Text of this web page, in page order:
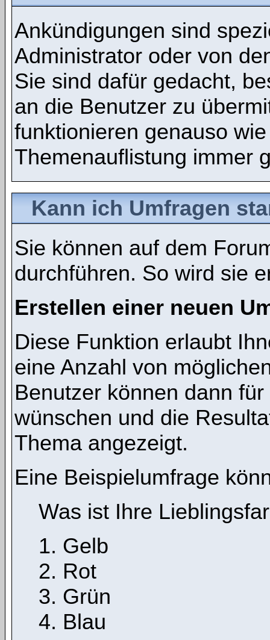
Ankündigungen sind
Administrator oder von
Sie sind dafür gedacht,
an die Benutzer zu
funktionieren genauso
Themenauflistung immer
Kann ich Umfragen
Sie können auf dem
durchführen. So wird sie
Erstellen einer neuen
Diese Funktion erlaubt
eine Anzahl von
Benutzer können dann
wünschen und die
Thema angezeigt.
Eine Beispielumfrage
Was ist Ihre
Gelb
Rot
Grün
Blau